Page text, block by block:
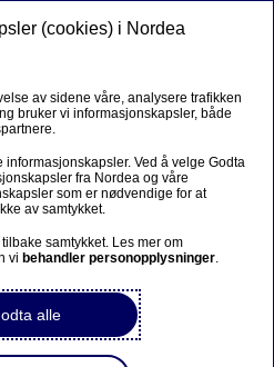
NO
Pressekontakter
20 60 01.
(cookies) i Nordea
av sidene våre, analysere trafikken
bruker vi informasjonskapsler, både
informasjonskapsler. Ved å velge Godta
fra Nordea og våre
som er nødvendige for at
av samtykket.
samtykket. Les mer om
vi behandler personopplysninger.
alle